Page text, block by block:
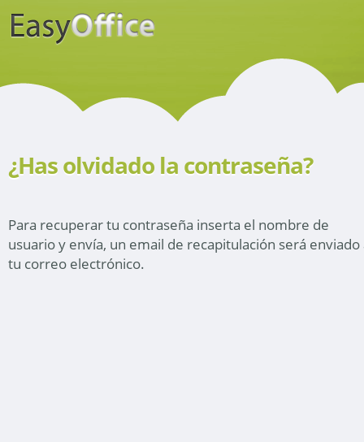
¿Has olvidado la contraseña?
Para recuperar tu contraseña inserta el nombre de
usuario y envía, un email de recapitulación será enviado
tu correo electrónico.